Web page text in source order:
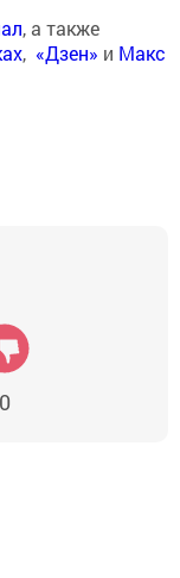
, а также
, «Дзен» и Макс
0